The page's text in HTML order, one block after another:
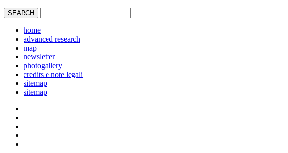
home
advanced research
map
newsletter
photogallery
credits e note legali
sitemap
sitemap